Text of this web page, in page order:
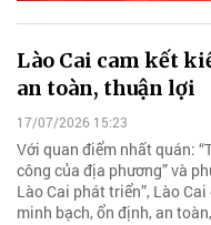
Lào Cai cam kết
an toàn, thuận lợi
17/07/2026 15:23
Với quan điểm nhất quán:
công của địa phương” và
Lào Cai phát triển”, Lào
minh bạch, ổn định, an